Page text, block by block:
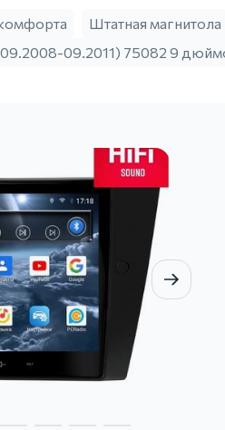
Штатная магнитола
09.2011) 75082 9